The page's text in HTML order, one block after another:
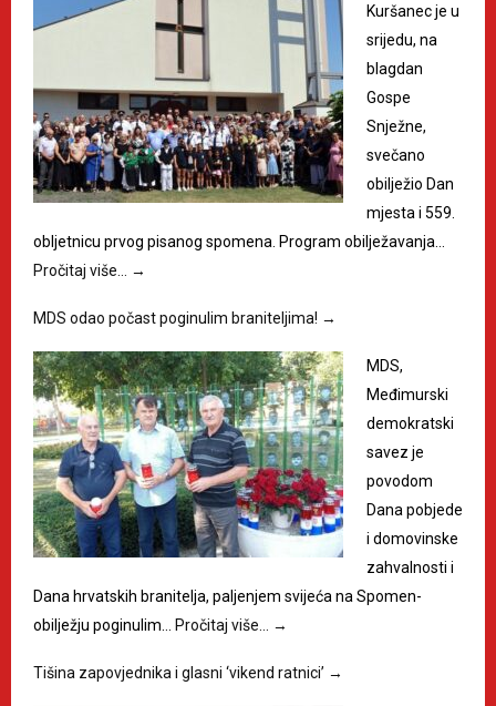
Kuršanec je u
srijedu, na
blagdan
Gospe
Snježne,
svečano
obilježio Dan
mjesta i 559.
obljetnicu prvog pisanog spomena. Program obilježavanja…
Pročitaj više…
→
MDS odao počast poginulim braniteljima! →
MDS,
Međimurski
demokratski
savez je
povodom
Dana pobjede
i domovinske
zahvalnosti i
Dana hrvatskih branitelja, paljenjem svijeća na Spomen-
obilježju poginulim…
Pročitaj više… →
Tišina zapovjednika i glasni ‘vikend ratnici’ →